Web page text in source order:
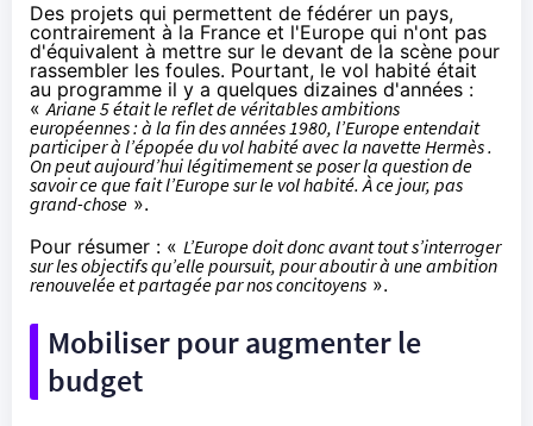
Des projets qui permettent de fédérer un pays,
contrairement à la France et l'Europe qui n'ont pas
d'équivalent à mettre sur le devant de la scène pour
rassembler les foules. Pourtant, le vol habité était
au programme il y a quelques dizaines d'années :
«Ariane 5 était le reflet de véritables ambitions
européennes : à la fin des années 1980, l’Europe entendait
participer à l’épopée du vol habité avec la navette Hermès .
On peut aujourd’hui légitimement se poser la question de
savoir ce que fait l’Europe sur le vol habité. À ce jour, pas
grand-chose ».
Pour résumer : « L’Europe doit donc avant tout s’interroger
sur les objectifs qu’elle poursuit, pour aboutir à une ambition
renouvelée et partagée par nos concitoyens ».
Mobiliser pour augmenter le
budget